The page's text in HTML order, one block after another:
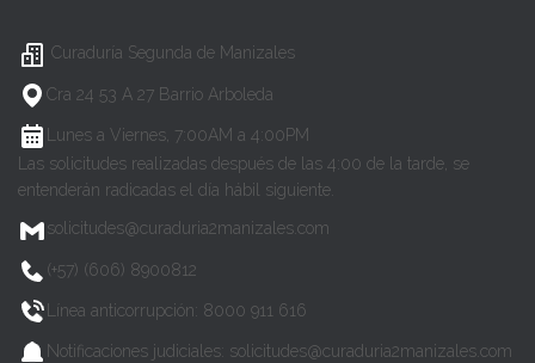
Curaduría Segunda de Manizales
Cra 24 53 A 27 Barrio Arboleda
Lunes a Viernes, 7:00AM a 4:00PM
Las solicitudes realizadas después de las 4:00 de la tarde, se
entenderán radicadas el día hábil siguiente.
solicitudes@curaduria2manizales.com
(+57) (606) 8900812
Línea anticorrupción: 8000 911 616
Notificaciones judiciales: solicitudes@curaduria2manizales.com